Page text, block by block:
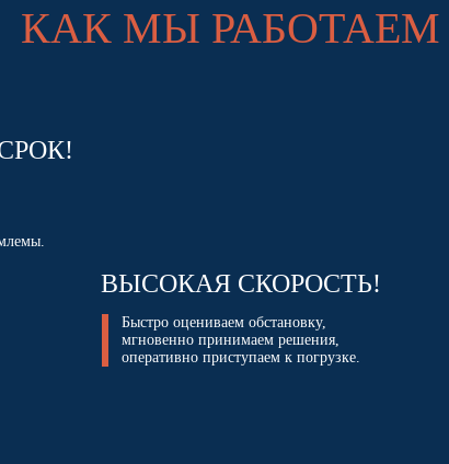
КАК МЫ РАБОТАЕМ
ВЫСОКАЯ СКОРОСТЬ!
Быстро оцениваем обстановку,
мгновенно принимаем решения,
оперативно приступаем к погрузке.